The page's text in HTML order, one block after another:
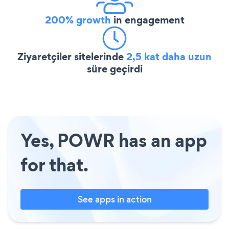
200% growth in engagement
Ziyaretçiler sitelerinde2,5 kat daha uzun
süre geçirdi
Yes, POWR has an app
for that.
See apps in action